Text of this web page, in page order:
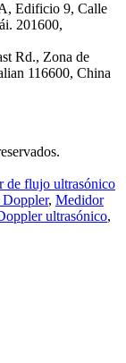
Edificio 9, Calle
201600,
Rd., Zona de
116600, China
de flujo ultrasónico
, Medidor
ultrasónico,